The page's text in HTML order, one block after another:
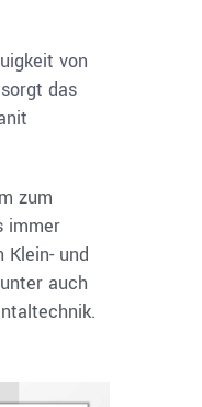
von
das
zum
immer
Klein- und
auch